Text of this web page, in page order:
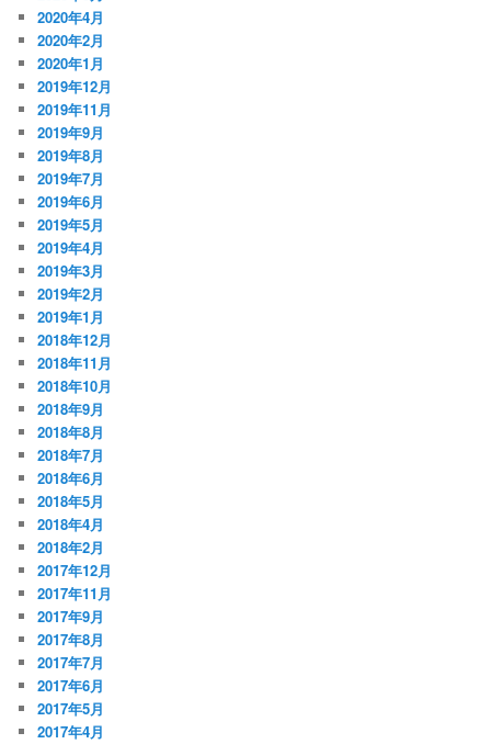
2020年4月
2020年2月
2020年1月
2019年12月
2019年11月
2019年9月
2019年8月
2019年7月
2019年6月
2019年5月
2019年4月
2019年3月
2019年2月
2019年1月
2018年12月
2018年11月
2018年10月
2018年9月
2018年8月
2018年7月
2018年6月
2018年5月
2018年4月
2018年2月
2017年12月
2017年11月
2017年9月
2017年8月
2017年7月
2017年6月
2017年5月
2017年4月